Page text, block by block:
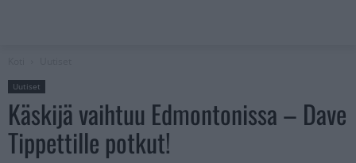
Uutiset
Käskijä vaihtuu Edmontonissa – Dave
Tippettille potkut!